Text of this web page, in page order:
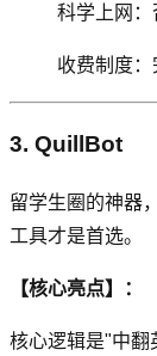
科学上网：
收费制度：
3. QuillBot
留学生圈的神器
工具才是首选。
【核心亮点】：
核心逻辑是"中翻